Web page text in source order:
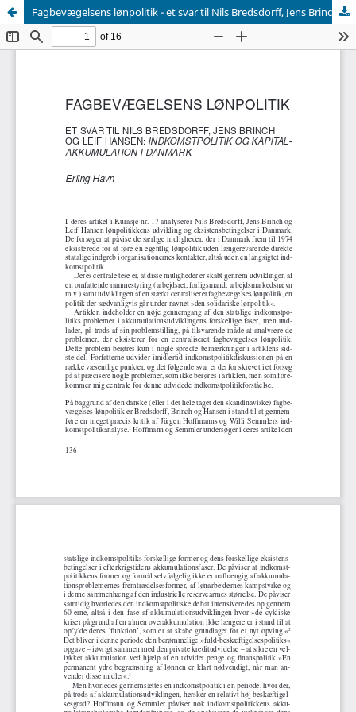
Fagbevægelsens lønpolitik - et svar til Nils Bredsdorff, Jens Brinch og Leif Hansen: Indkomstpolitik og kapitalakkumulation i Danmark